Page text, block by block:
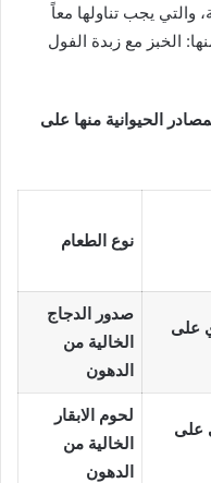
والتي يجب تناولها معاً
الخبز مع زبدة الفول
الحيوانية منها على
نوع الطعام
على
صدور الدجاج
الخالية من
الدهون
على
لحوم الابقار
الخالية من
الدهون